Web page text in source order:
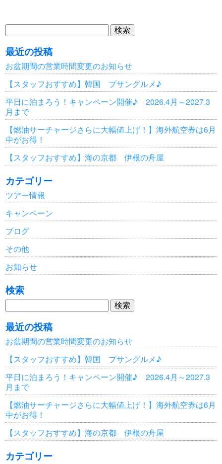
検
索:
最近の投稿
お盆期間の営業時間変更のお知らせ
【スタッフおすすめ】韓国 プサングルメ♪
平日に泊まろう！キャンペーン開催♪ 2026.4月～2027.3
月まで
【燃油サーチャージさらに大幅値上げ！】海外航空券は6月
中がお得！
【スタッフおすすめ】海の京都 伊根の舟屋
カテゴリー
ツアー情報
キャンペーン
ブログ
その他
お知らせ
検索
検
索:
最近の投稿
お盆期間の営業時間変更のお知らせ
【スタッフおすすめ】韓国 プサングルメ♪
平日に泊まろう！キャンペーン開催♪ 2026.4月～2027.3
月まで
【燃油サーチャージさらに大幅値上げ！】海外航空券は6月
中がお得！
【スタッフおすすめ】海の京都 伊根の舟屋
カテゴリー